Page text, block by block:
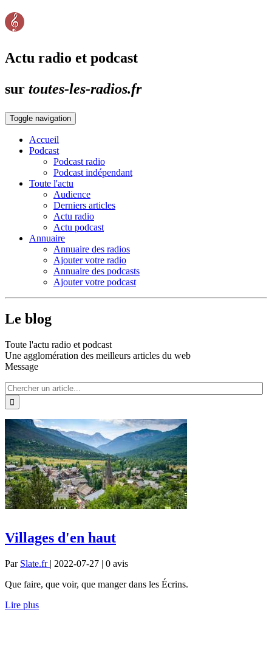
Actu radio et podcast
sur toutes-les-radios.fr
Toggle navigation
Accueil
Podcast
Podcast radio
Podcast indépendant
Toute l'actu
Audience
Derniers articles
Actu radio
Actu podcast
Annuaire
Annuaire des radios
Ajouter votre radio
Annuaire des podcasts
Ajouter votre podcast
Le blog
Toute l'actu radio et podcast
Une agglomération des meilleurs articles du web
Message
Villages d'en haut
Par Slate.fr | 2022-07-27 | 0 avis
Que faire, que voir, que manger dans les Écrins.
Lire plus